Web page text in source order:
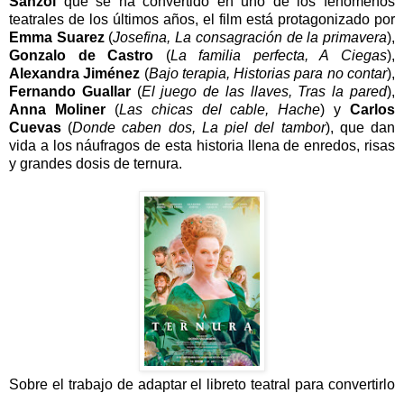
teatrales de los últimos años, el film está protagonizado por
Emma Suarez (Josefina, La consagración de la primavera),
Gonzalo de Castro (La familia perfecta, A Ciegas),
Alexandra Jiménez (Bajo terapia, Historias para no contar),
Fernando Guallar(El juego de las llaves, Tras la pared),
Anna Moliner(Las chicas del cable, Hache) y Carlos
Cuevas (Donde caben dos, La piel del tambor), que dan
vida a los náufragos de esta historia llena de enredos, risas
y grandes dosis de ternura.
Sobre el trabajo de adaptar el libreto teatral para convertirlo